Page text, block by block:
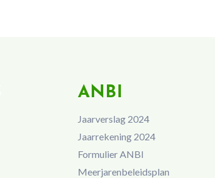
ANBI
Jaarverslag 2024
Jaarrekening 2024
Formulier ANBI
Meerjarenbeleidsplan